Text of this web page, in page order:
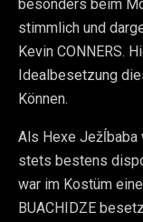
besonders beim
stimmlich und
Kevin CONNERS.
Idealbesetzung
Können.
Als Hexe Ježĺbaba
stets bestens
war im Kostüm
BUACHIDZE